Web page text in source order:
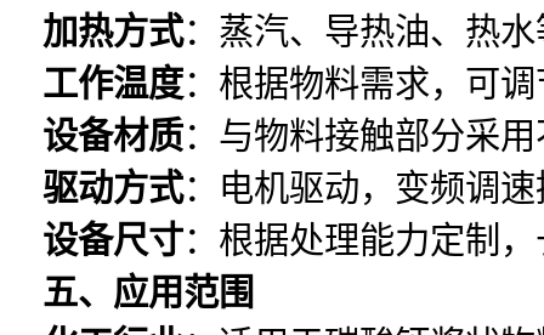
加热方式：蒸汽、导热油、热
工作温度：根据物料需求，可
设备材质：与物料接触部分采
驱动方式：电机驱动，变频调
设备尺寸：根据处理能力定制
五、应用范围